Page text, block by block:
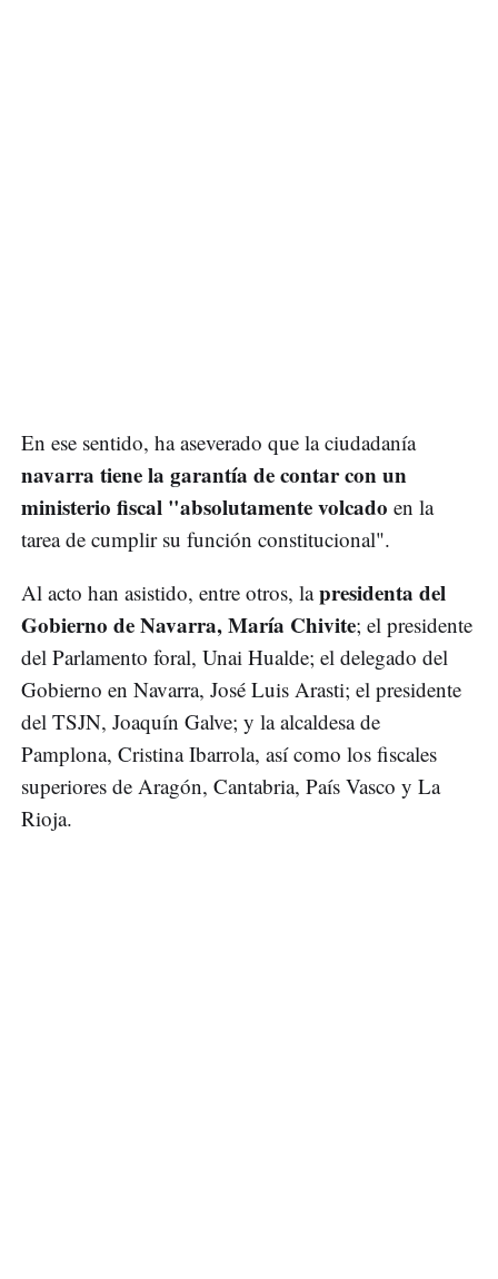
En ese sentido, ha aseverado que la ciudadanía
navarra tiene la garantía de contar con un
ministerio fiscal "absolutamente volcado en la
tarea de cumplir su función constitucional".
Al acto han asistido, entre otros, lapresidenta del
Gobierno de Navarra, María Chivite; el presidente
del Parlamento foral, Unai Hualde; el delegado del
Gobierno en Navarra, José Luis Arasti; el presidente
del TSJN, Joaquín Galve; y la alcaldesa de
Pamplona, Cristina Ibarrola, así como los fiscales
superiores de Aragón, Cantabria, País Vasco y La
Rioja.